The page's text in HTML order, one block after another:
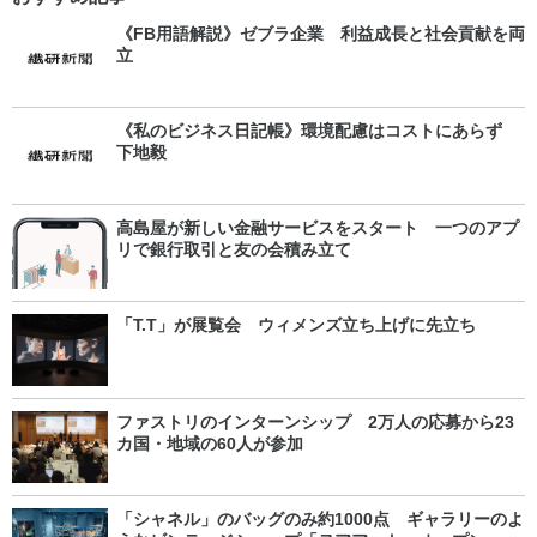
《FB用語解説》ゼブラ企業 利益成長と社会貢献を両
立
《私のビジネス日記帳》環境配慮はコストにあらず
下地毅
高島屋が新しい金融サービスをスタート 一つのアプ
リで銀行取引と友の会積み立て
「T.T」が展覧会 ウィメンズ立ち上げに先立ち
ファストリのインターンシップ 2万人の応募から23
カ国・地域の60人が参加
「シャネル」のバッグのみ約1000点 ギャラリーのよ